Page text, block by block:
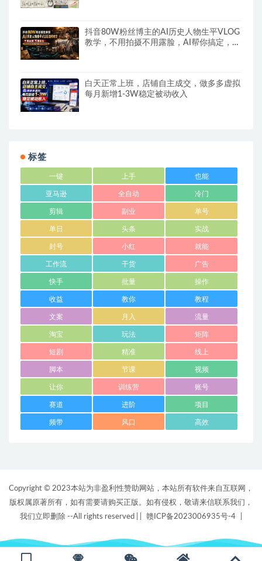
抖音80W粉丝博主的AI历史人物生平VLOG
教学，不用拍摄不用露脸，AI帮你搞定，轻
白天正常上班，店铺自主成交，做多多虚拟
每月新增1-3W稳定被动收入
标签
一键 上手 也能
亚马逊 全自动 冷门
剪辑 副业 单号
单日 头条 实战
封号 小红 就能
工作流 干货 广告
快手 批量 操作
收益 教你 教程
文案 月入 流量
淘宝 玩法 矩阵
短剧 精准 线上
脚本 节课 视频
让你 训练营 账号
赛道 进阶 项目
频带 风口 高效
Copyright © 2023本站为非盈利性赞助网站，本站所有软件来自互联网，
版权属原著所有，如有需要请购买正版。如有侵权，敬请来信联系我们，
我们立即删除 --All rights reserved |
赣ICP备2023006935号-4